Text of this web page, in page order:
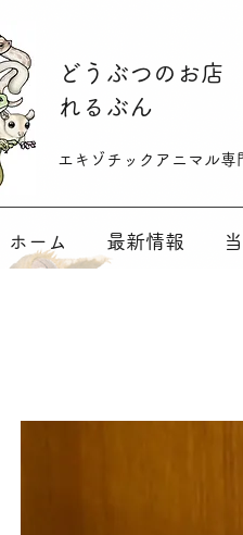
​どうぶつのお店
れるぶん
エキゾチックアニマル専
ホーム 最新情報